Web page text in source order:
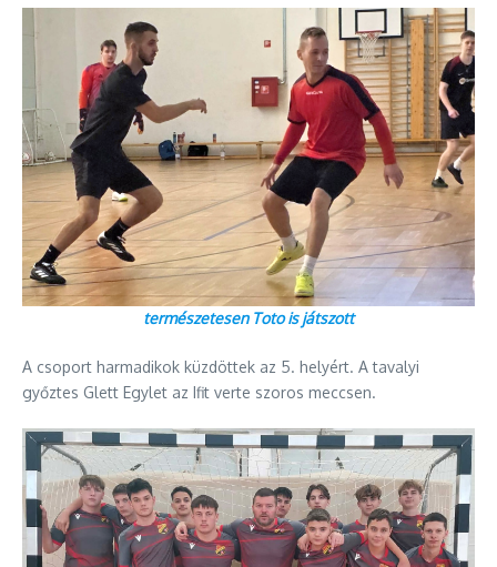
természetesen Toto is játszott
A csoport harmadikok küzdöttek az 5. helyért. A tavalyi
győztes Glett Egylet az Ifit verte szoros meccsen.